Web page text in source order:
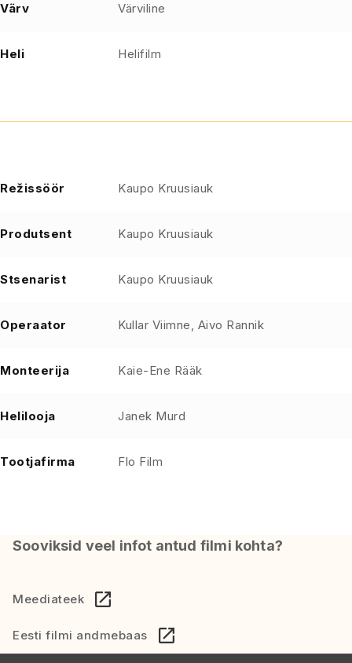
Värv Värviline
Heli Helifilm
Režissöör Kaupo Kruusiauk
Produtsent Kaupo Kruusiauk
Stsenarist Kaupo Kruusiauk
Operaator Kullar Viimne, Aivo Rannik
Monteerija Kaie-Ene Rääk
Helilooja Janek Murd
Tootjafirma Flo Film
Sooviksid veel infot antud filmi kohta?
Meediateek
Eesti filmi andmebaas